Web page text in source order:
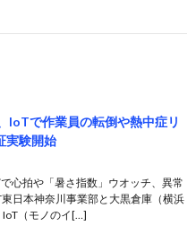
IoTで作業員の転倒や熱中症リ
実験開始
心拍や「暑さ指数」ウオッチ、異常
日本神奈川事業部と大黒倉庫（横浜
（モノのイ[…]